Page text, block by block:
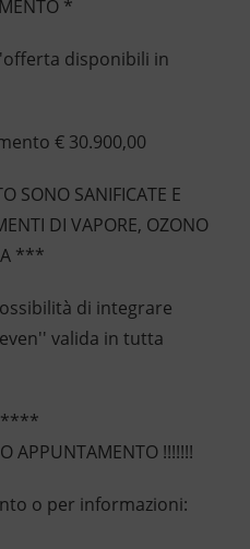
*
disponibili in
€ 30.900,00
SONO SANIFICATE E
DI VAPORE, OZONO
***
di integrare
valida in tutta
APPUNTAMENTO !!!!!!!
o per informazioni: